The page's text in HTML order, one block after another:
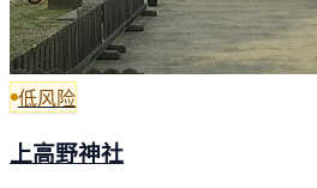
低风险
上高野神社